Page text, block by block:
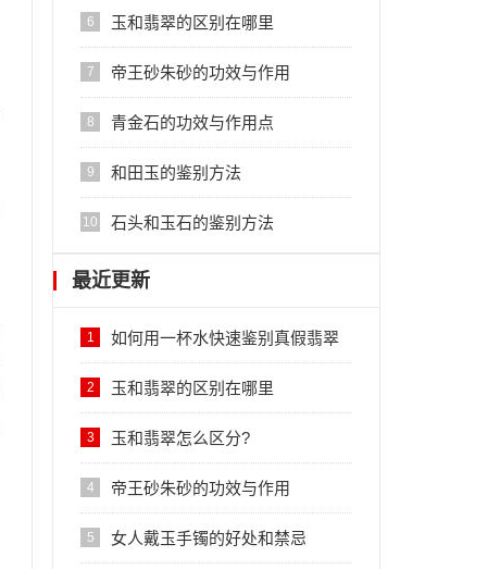
6 玉和翡翠的区别在哪里
7 帝王砂朱砂的功效与作用
8 青金石的功效与作用点
9 和田玉的鉴别方法
10 石头和玉石的鉴别方法
最近更新
1 如何用一杯水快速鉴别真假翡翠
2 玉和翡翠的区别在哪里
3 玉和翡翠怎么区分?
4 帝王砂朱砂的功效与作用
5 女人戴玉手镯的好处和禁忌